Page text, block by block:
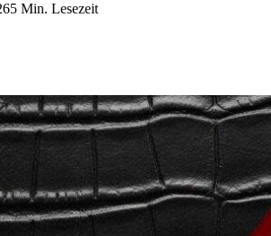
5 Min. Lesezeit